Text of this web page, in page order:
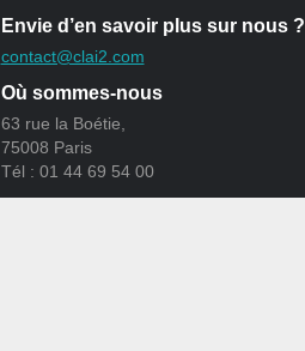
Envie d’en savoir plus sur nous ?
contact@clai2.com
Où sommes-nous
63 rue la Boétie,
75008 Paris
Tél : 01 44 69 54 00